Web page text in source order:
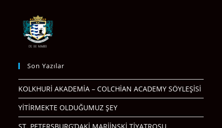
Son Yazılar
KOLKHURİ AKADEMİA – COLCHİAN ACADEMY SÖYLEŞİSİ
YİTİRMEKTE OLDUĞUMUZ ŞEY